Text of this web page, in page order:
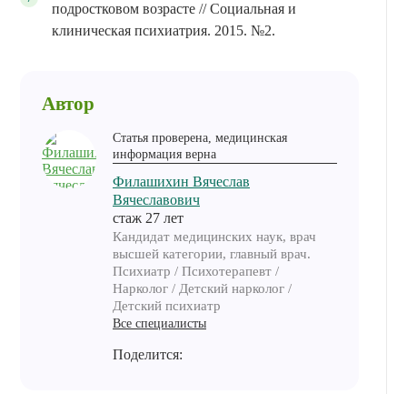
подростковом возрасте // Социальная и
клиническая психиатрия. 2015. №2.
Автор
Статья проверена, медицинская
информация верна
Филашихин Вячеслав
Вячеславович
cтаж 27 лет
Кандидат медицинских наук, врач
высшей категории, главный врач.
Психиатр / Психотерапевт /
Нарколог / Детский нарколог /
Детский психиатр
Все специалисты
Поделится: